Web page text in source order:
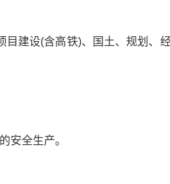
建设(含高铁)、国土、规划、
安全生产。